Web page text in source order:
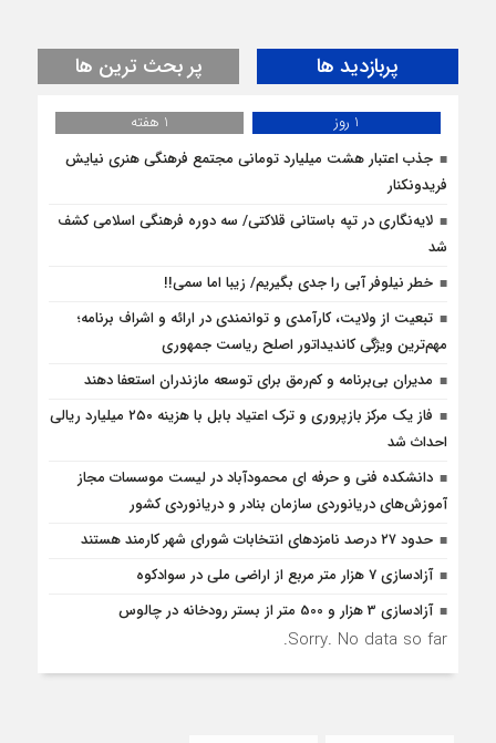
پربازدید ها پر بحث ترین ها
1 روز
1 هفته
جذب اعتبار هشت میلیارد تومانی مجتمع فرهنگی هنری نیایش
فریدونکنار
لایه‌نگاری در تپه باستانی قلاکتی/ سه دوره فرهنگی اسلامی کشف
شد
خطر نیلوفر آبی را جدی بگیریم/ زیبا اما سمی!!
تبعیت از ولایت، کارآمدی و توانمندی در ارائه و اشراف برنامه؛
مهم‌ترین ویژگی کاندیداتور اصلح ریاست جمهوری
مدیران بی‌برنامه و کم‌رمق برای توسعه مازندران استعفا دهند
فاز یک مرکز بازپروری و ترک اعتیاد بابل با هزینه ۲۵۰ میلیارد ریالی
احداث شد
دانشکده فنی و حرفه ای محمودآباد در لیست موسسات مجاز
آموزش‌های دریانوردی سازمان بنادر و دریانوردی کشور
حدود ۲۷ درصد نامزدهای انتخابات شورای شهر کارمند هستند
آزادسازی 7 هزار متر مربع از اراضی ملی در سوادکوه
آزادسازی 3 هزار و 500 متر از بستر رودخانه در چالوس
Sorry. No data so far.